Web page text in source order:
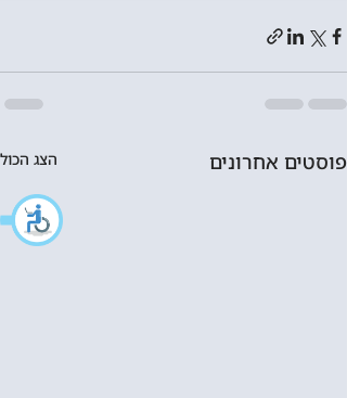
פוסטים אחרונים הצג הכול